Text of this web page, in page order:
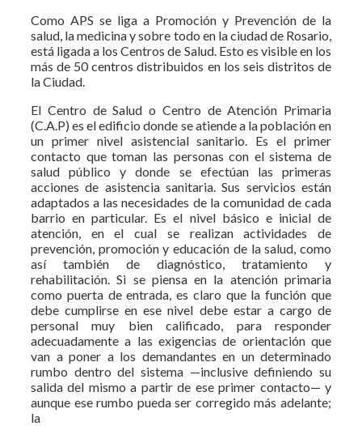
Como APS se liga a Promoción y Prevención de la
salud, la medicina y sobre todo en la ciudad de Rosario,
está ligada a los Centros de Salud. Esto es visible en los
más de 50 centros distribuidos en los seis distritos de
la Ciudad.
El Centro de Salud o Centro de Atención Primaria
(C.A.P) es el edificio donde se atiende a la población en
un primer nivel asistencial sanitario. Es el primer
contacto que toman las personas con el sistema de
salud público y donde se efectúan las primeras
acciones de asistencia sanitaria. Sus servicios están
adaptados a las necesidades de la comunidad de cada
barrio en particular. Es el nivel básico e inicial de
atención, en el cual se realizan actividades de
prevención, promoción y educación de la salud, como
así también de diagnóstico, tratamiento y
rehabilitación. Si se piensa en la atención primaria
como puerta de entrada, es claro que la función que
debe cumplirse en ese nivel debe estar a cargo de
personal muy bien calificado, para responder
adecuadamente a las exigencias de orientación que
van a poner a los demandantes en un determinado
rumbo dentro del sistema —inclusive definiendo su
salida del mismo a partir de ese primer contacto— y
aunque ese rumbo pueda ser corregido más adelante;
la